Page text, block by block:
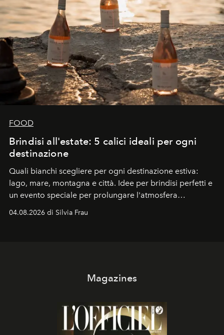
FOOD
Brindisi all'estate: 5 calici ideali per ogni
destinazione
Quali bianchi scegliere per ogni destinazione estiva:
lago, mare, montagna e città. Idee per brindisi perfetti e
un evento speciale per prolungare l'atmosfera
04.08.2026 di Silvia Frau
Magazines